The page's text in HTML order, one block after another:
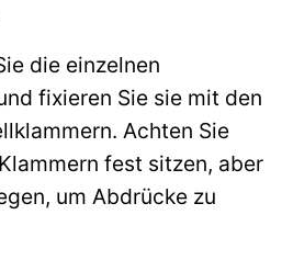
die einzelnen
fixieren Sie sie mit den
Achten Sie
fest sitzen, aber
um Abdrücke zu